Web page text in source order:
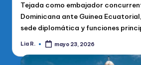
Tejada como embajador
Dominicana ante Guinea
sede diplomática y funciones
Publicado
Lia R. mayo 23, 2026